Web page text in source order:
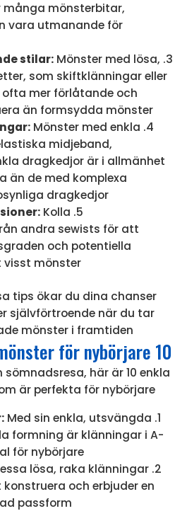
många mönsterbitar,
vara utmanande för
stilar:Mönster med lösa,
som skiftklänningar eller
mer förlåtande och
än formsydda mönster.
Mönster med enkla
midjeband,
dragkedjor är i allmänhet
än de med komplexa
dragkedjor.
Kolla
andra sewists för att
och potentiella
mönster.
tips ökar du dina chanser
självförtroende när du tar
mönster i framtiden.
10 enkla klänningsmönster för nybörjare
här är 10 enkla
är perfekta för nybörjare:
Med sin enkla, utsvängda
formning är klänningar i A-
för nybörjare.
lösa, raka klänningar
och erbjuder en
passform.